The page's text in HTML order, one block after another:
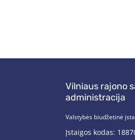
Vilniaus rajono
administracija
Valstybės biudžetinė
Įstaigos kodas: